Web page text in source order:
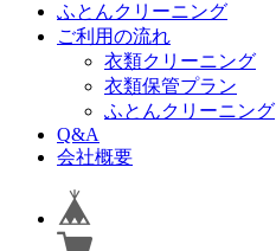
ふとんクリーニング
ご利用の流れ
衣類クリーニング
衣類保管プラン
ふとんクリーニング
Q&A
会社概要